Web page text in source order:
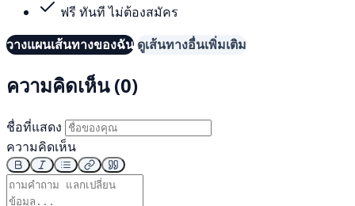
ฟรี ทันที ไม่ต้องสมัคร
วางแผนเส้นทางของฉัน ดูเส้นทางอื่นเพิ่มเติม
ความคิดเห็น (0)
ชื่อที่แสดง
ความคิดเห็น